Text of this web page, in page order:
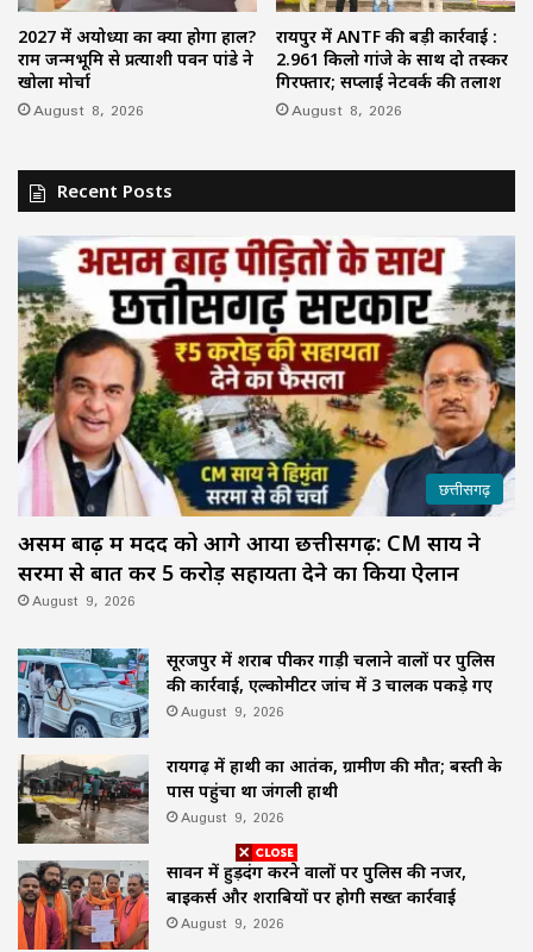
2027 में अयोध्या का क्या होगा हाल?
राम जन्मभूमि से प्रत्याशी पवन पांडे ने
खोला मोर्चा
August 8, 2026
रायपुर में ANTF की बड़ी कार्रवाई :
2.961 किलो गांजे के साथ दो तस्कर
गिरफ्तार; सप्लाई नेटवर्क की तलाश
August 8, 2026
Recent Posts
छत्तीसगढ़
असम बाढ़ में मदद को आगे आया छत्तीसगढ़: CM साय ने
सरमा से बात कर ₹5 करोड़ सहायता देने का किया ऐलान
August 9, 2026
सूरजपुर में शराब पीकर गाड़ी चलाने वालों पर पुलिस
की कार्रवाई, एल्कोमीटर जांच में 3 चालक पकड़े गए
August 9, 2026
रायगढ़ में हाथी का आतंक, ग्रामीण की मौत; बस्ती के
पास पहुंचा था जंगली हाथी
August 9, 2026
सावन में हुड़दंग करने वालों पर पुलिस की नजर,
बाइकर्स और शराबियों पर होगी सख्त कार्रवाई
August 9, 2026